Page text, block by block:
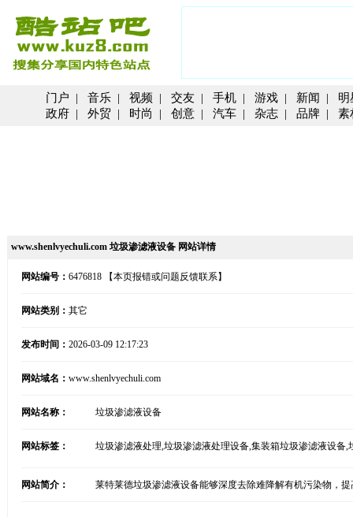
门户 | 音乐 | 视频 | 交友 | 手机 | 游戏 | 新闻 | 明
政府 | 外贸 | 时尚 | 创意 | 汽车 | 杂志 | 品牌 | 素
www.shenlvyechuli.com 垃圾渗滤液设备 网站详情
网站编号： 6476818 【本页报错或问题反馈联系】
网站类别： 其它
发布时间： 2026-03-09 12:17:23
网站域名： www.shenlvyechuli.com
网站名称： 垃圾渗滤液设备
网站标签： 垃圾渗滤液处理,垃圾渗滤液处理设备,集装箱垃圾渗滤液设备
网站简介： 莱特莱德垃圾渗滤液设备能够深度去除难降解有机污染物，